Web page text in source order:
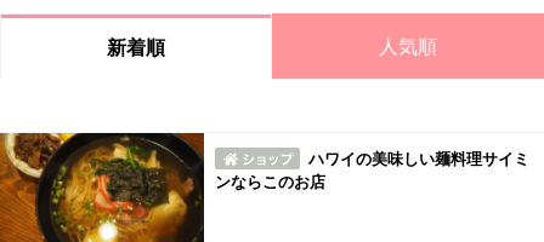
新着順 人気順
ハワイの美味しい麺料理サイミ
ンならこのお店